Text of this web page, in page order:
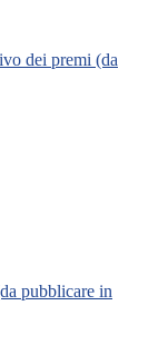
dei premi (da
pubblicare in